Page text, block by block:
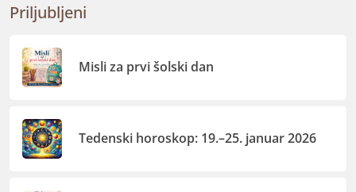
Priljubljeni
Misli za prvi šolski dan
Tedenski horoskop: 19.–25. januar 2026